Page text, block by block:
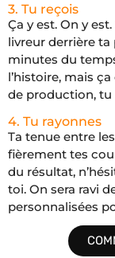
3. Tu reçois
Ça y est. On y
livreur derrière ta
minutes du
l’histoire, mais
de production, tu
4. Tu rayonnes
Ta tenue entre
fièrement tes
du résultat,
toi. On sera ravi
personnalisées